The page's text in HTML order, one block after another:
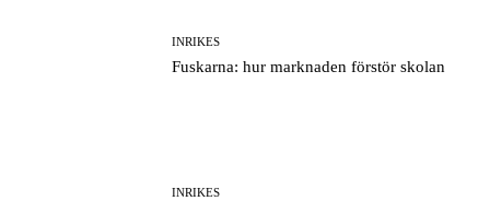
INRIKES
Fuskarna: hur marknaden förstör skolan
INRIKES